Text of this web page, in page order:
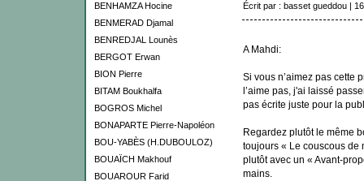
BENHAMZA Hocine
BENMERAD Djamal
BENREDJAL Lounès
BERGOT Erwan
BION Pierre
BITAM Boukhalfa
BOGROS Michel
BONAPARTE Pierre-Napoléon
BOU-YABÈS (H.DUBOULOZ)
BOUAÏCH Makhouf
BOUAROUR Farid
Écrit par : basset gueddou |
A Mahdi:
Si vous n’aimez pas cette
l’aime pas, j'ai laissé
pas écrite juste pour la
Regardez plutôt le même
toujours « Le couscous de
plutôt avec un « Avant-
mains.